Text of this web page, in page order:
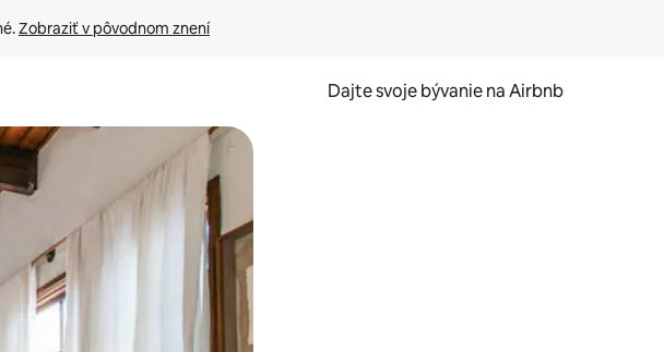
Zobraziť v pôvodnom znení
Dajte svoje bývanie na Airbnb